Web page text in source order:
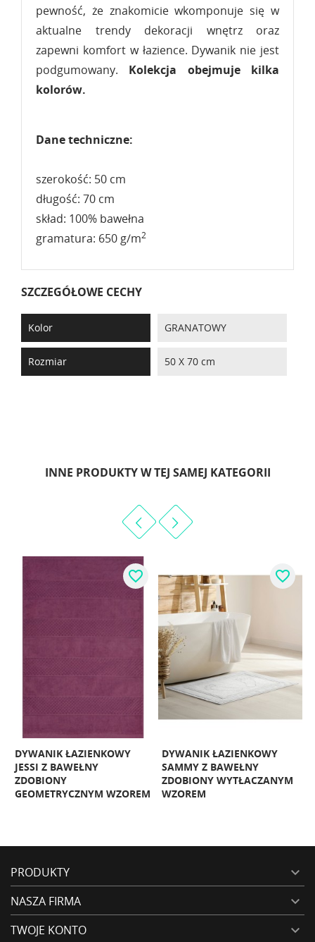
pewność, że znakomicie wkomponuje się w
aktualne trendy dekoracji wnętrz oraz
zapewni komfort w łazience. Dywanik nie jest
podgumowany. Kolekcja obejmuje kilka
kolorów.
Dane techniczne:
szerokość: 50 cm
długość: 70 cm
skład: 100% bawełna
gramatura: 650 g/m2
SZCZEGÓŁOWE CECHY
Kolor GRANATOWY
Rozmiar 50 X 70 cm
INNE PRODUKTY W TEJ SAMEJ KATEGORII
DYWANIK ŁAZIENKOWY
JESSI Z BAWEŁNY
ZDOBIONY
GEOMETRYCZNYM WZOREM
favorite_border
DYWANIK ŁAZIENKOWY
SAMMY Z BAWEŁNY
ZDOBIONY WYTŁACZANYM
WZOREM
favorite_border
PRODUKTY 
NASZA FIRMA 
TWOJE KONTO 